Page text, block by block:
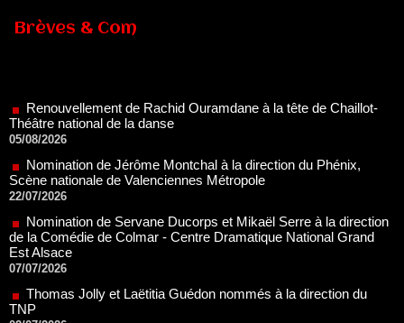
Brèves & Com
05/08/2026
Nomination de Jérôme Montchal à la direction du Phénix,
Scène nationale de Valenciennes Métropole
22/07/2026
Nomination de Servane Ducorps et Mikaël Serre à la direction
de la Comédie de Colmar - Centre Dramatique National Grand
Est Alsace
07/07/2026
Thomas Jolly et Laëtitia Guédon nommés à la direction du
TNP
02/07/2026
Fonds SACD Théâtre : les lauréats 2026